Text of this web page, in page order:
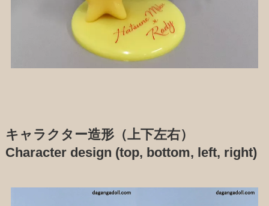
キャラクター造形（上下左右）
Character design (top, bottom, left, right)